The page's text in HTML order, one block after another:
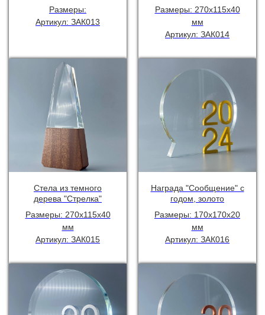
Размеры:
Артикул: ЗАК013
Размеры: 270х115х40
мм
Артикул: ЗАК014
Стела из темного
дерева "Стрелка"
Размеры: 270х115х40
мм
Артикул: ЗАК015
Награда "Сообщение" с
годом, золото
Размеры: 170х170х20
мм
Артикул: ЗАК016